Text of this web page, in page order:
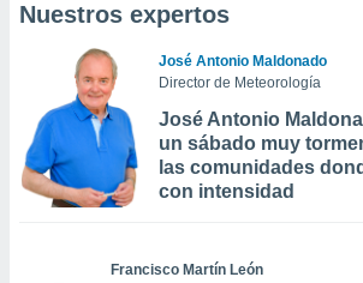
Nuestros expertos
José Antonio Maldonado
Director de Meteorología
José Antonio
un sábado muy
las comunidades
con intensidad
Francisco Martín León